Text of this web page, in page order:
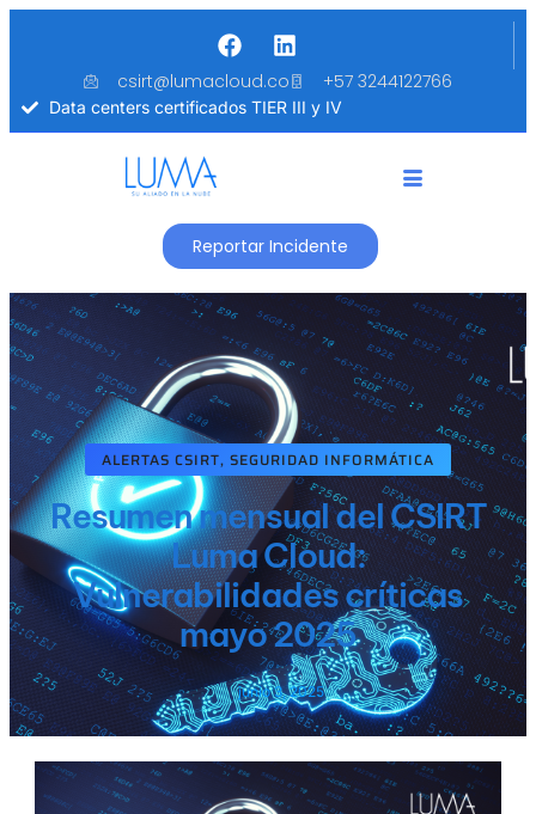
csirt@lumacloud.co +57 3244122766
Data centers certificados TIER III y IV
Reportar Incidente
ALERTAS CSIRT, SEGURIDAD INFORMÁTICA
Resumen mensual del CSIRT
Luma Cloud:
Vulnerabilidades críticas
mayo 2025
junio 3, 2025